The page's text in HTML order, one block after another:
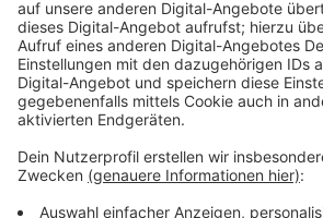
Anzeige
Weitere Infos und Links zum
Anzeige